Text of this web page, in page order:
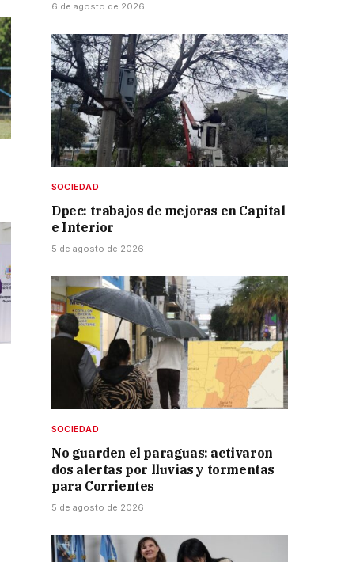
6 de agosto de 2026
SOCIEDAD
Dpec: trabajos de mejoras en Capital
e Interior
5 de agosto de 2026
SOCIEDAD
No guarden el paraguas: activaron
dos alertas por lluvias y tormentas
para Corrientes
5 de agosto de 2026